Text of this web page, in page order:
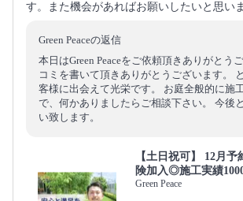
す。また機会があればお願いしたいと思いま
Green Peaceの返信
本日はGreen Peaceをご依頼頂きありがとう
コミを書いて頂きありがとうございます。
客様に出会えて光栄です。 お庭全般的に施
で、何かありましたらご相談下さい。 今後
い致します。
【土日祝可】 12月
険加入◎施工実績
Green Peace